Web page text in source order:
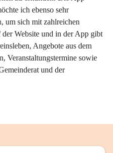
ich ebenso sehr
um sich mit zahlreichen
Website und in der App gibt
Angebote aus dem
Veranstaltungstermine sowie
und der